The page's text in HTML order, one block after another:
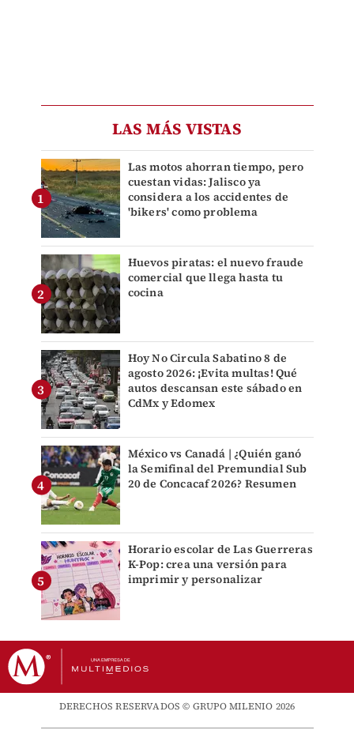
LAS MÁS VISTAS
Las motos ahorran tiempo, pero
cuestan vidas: Jalisco ya
considera a los accidentes de
'bikers' como problema
Huevos piratas: el nuevo fraude
comercial que llega hasta tu
cocina
Hoy No Circula Sabatino 8 de
agosto 2026: ¡Evita multas! Qué
autos descansan este sábado en
CdMx y Edomex
México vs Canadá | ¿Quién ganó
la Semifinal del Premundial Sub
20 de Concacaf 2026? Resumen
Horario escolar de Las Guerreras
K-Pop: crea una versión para
imprimir y personalizar
DERECHOS RESERVADOS © GRUPO MILENIO 2026